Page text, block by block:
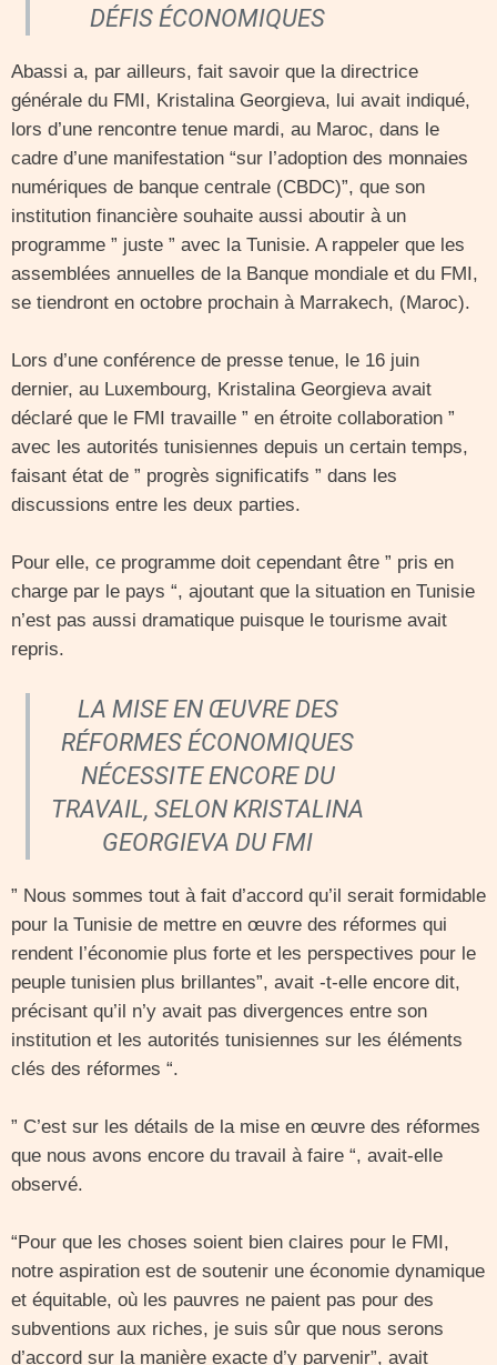
DÉFIS ÉCONOMIQUES
Abassi a, par ailleurs, fait savoir que la directrice
générale du FMI, Kristalina Georgieva, lui avait indiqué,
lors d’une rencontre tenue mardi, au Maroc, dans le
cadre d’une manifestation “sur l’adoption des monnaies
numériques de banque centrale (CBDC)”, que son
institution financière souhaite aussi aboutir à un
programme ” juste ” avec la Tunisie. A rappeler que les
assemblées annuelles de la Banque mondiale et du FMI,
se tiendront en octobre prochain à Marrakech, (Maroc).
Lors d’une conférence de presse tenue, le 16 juin
dernier, au Luxembourg, Kristalina Georgieva avait
déclaré que le FMI travaille ” en étroite collaboration ”
avec les autorités tunisiennes depuis un certain temps,
faisant état de ” progrès significatifs ” dans les
discussions entre les deux parties.
Pour elle, ce programme doit cependant être ” pris en
charge par le pays “, ajoutant que la situation en Tunisie
n’est pas aussi dramatique puisque le tourisme avait
repris.
LA MISE EN ŒUVRE DES
RÉFORMES ÉCONOMIQUES
NÉCESSITE ENCORE DU
TRAVAIL, SELON KRISTALINA
GEORGIEVA DU FMI
” Nous sommes tout à fait d’accord qu’il serait formidable
pour la Tunisie de mettre en œuvre des réformes qui
rendent l’économie plus forte et les perspectives pour le
peuple tunisien plus brillantes”, avait -t-elle encore dit,
précisant qu’il n’y avait pas divergences entre son
institution et les autorités tunisiennes sur les éléments
clés des réformes “.
” C’est sur les détails de la mise en œuvre des réformes
que nous avons encore du travail à faire “, avait-elle
observé.
“Pour que les choses soient bien claires pour le FMI,
notre aspiration est de soutenir une économie dynamique
et équitable, où les pauvres ne paient pas pour des
subventions aux riches, je suis sûr que nous serons
d’accord sur la manière exacte d’y parvenir”, avait